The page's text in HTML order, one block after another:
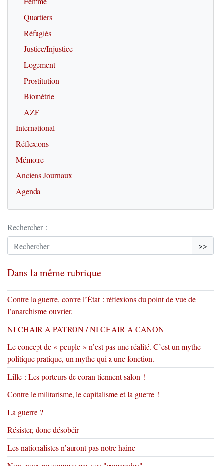
Quartiers
Réfugiés
Justice/Injustice
Logement
Prostitution
Biométrie
AZF
International
Réflexions
Mémoire
Anciens Journaux
Agenda
Rechercher :
>>
Dans la même rubrique
Contre la guerre, contre l’État : réflexions du point de vue de
l’anarchisme ouvrier.
NI CHAIR A PATRON / NI CHAIR A CANON
Le concept de « peuple » n’est pas une réalité. C’est un mythe
politique pratique, un mythe qui a une fonction.
Lille : Les porteurs de coran tiennent salon !
Contre le militarisme, le capitalisme et la guerre !
La guerre ?
Résister, donc désobéir
Les nationalistes n’auront pas notre haine